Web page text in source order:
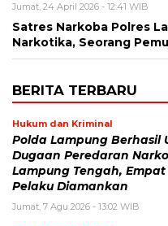
Jumat, 24 April 2026 - 12:41 WIB
Satres Narkoba Polres
Narkotika, Seorang
BERITA TERBARU
Hukum dan Kriminal
Polda Lampung Berhasil
Dugaan Peredaran
Lampung Tengah,
Pelaku Diamankan
Jumat, 7 Agu 2026 - 13:02 WIB